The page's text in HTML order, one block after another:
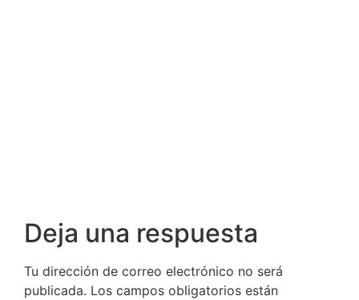
Deja una respuesta
Tu dirección de correo electrónico no será
publicada. Los campos obligatorios están